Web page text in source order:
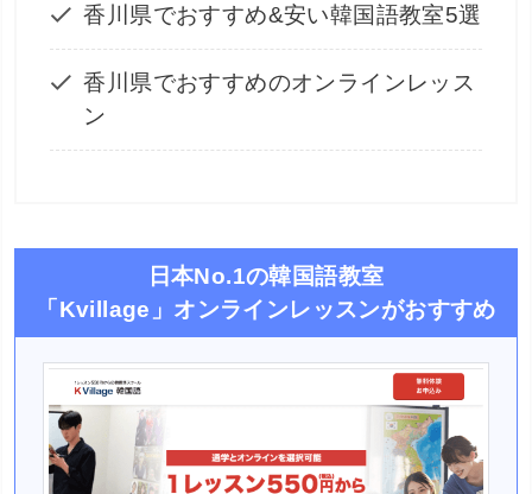
香川県でおすすめ&安い韓国語教室5選
香川県でおすすめのオンラインレッス
ン
日本No.1の韓国語教室
「Kvillage」オンラインレッスンがおすすめ